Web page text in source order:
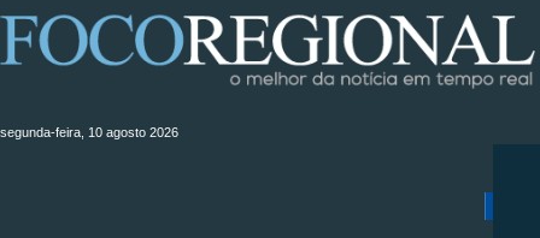
segunda-feira, 10 agosto 2026